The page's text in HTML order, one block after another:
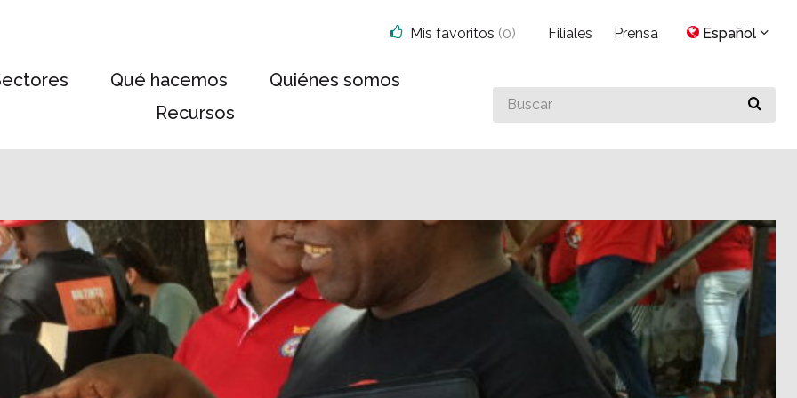
Qué hacemos
Quiénes somos
Recursos
Buscar
algo
Mis favoritos (0) Filiales Prensa Español